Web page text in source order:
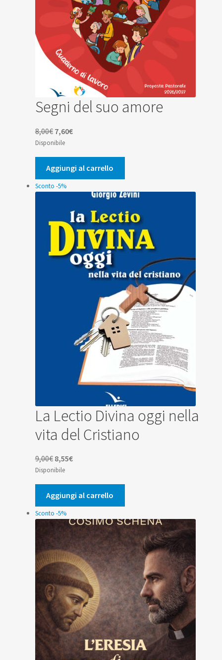
Segni del suo amore
8,00€ Il
prezzo
originale
era:
8,00€.
7,60€Il
attuale
è:
7,60€.
Disponibile
Aggiungi al carrello
Sconto -5%
La Lectio Divina oggi nella
vita del Cristiano
9,00€ Il
prezzo
originale
era:
9,00€.
8,55€Il
attuale
è:
8,55€.
Disponibile
Aggiungi al carrello
Sconto -5%